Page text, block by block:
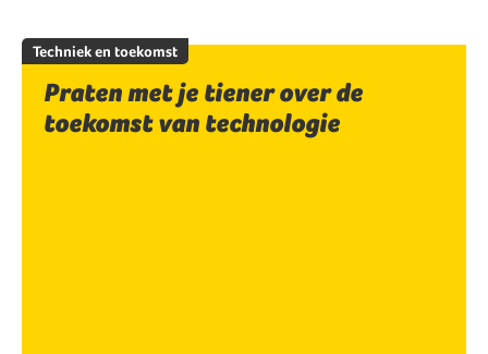
Techniek en toekomst
Praten met je tiener over de
toekomst van technologie